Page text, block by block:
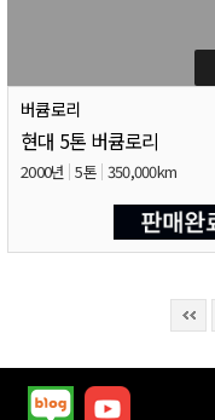
버큠로리
현대 5톤 버큠로리
2000년 5톤 350,000km